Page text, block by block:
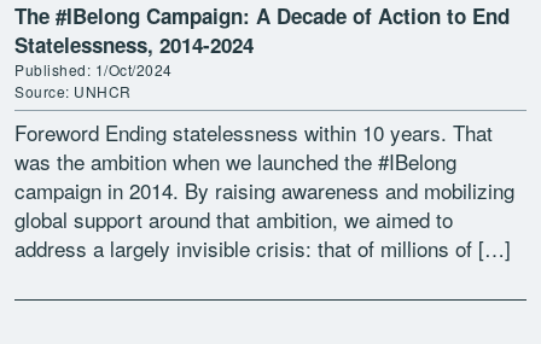
The #IBelong Campaign: A Decade of Action to End
Statelessness, 2014-2024
Published: 1/Oct/2024
Source: UNHCR
Foreword Ending statelessness within 10 years. That
was the ambition when we launched the #IBelong
campaign in 2014. By raising awareness and mobilizing
global support around that ambition, we aimed to
address a largely invisible crisis: that of millions of […]